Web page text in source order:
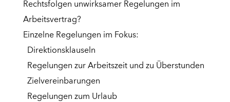
Rechtsfolgen unwirksamer Regelungen im
Arbeitsvertrag?
Einzelne Regelungen im Fokus:
Direktionsklauseln
Regelungen zur Arbeitszeit und zu Überstunden
Zielvereinbarungen
Regelungen zum Urlaub